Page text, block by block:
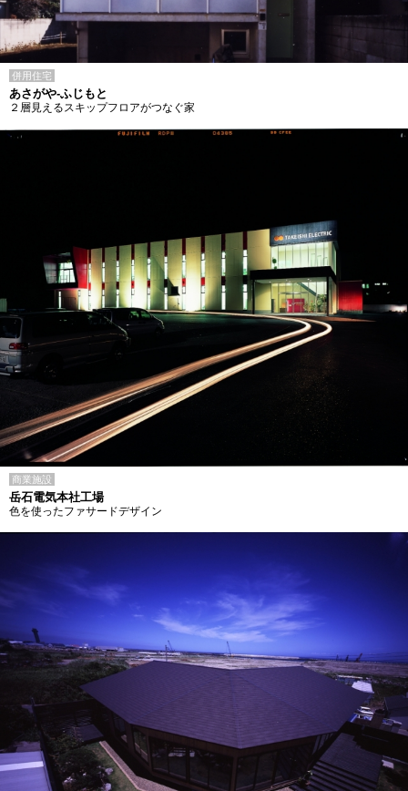
併用住宅
あさがや-ふじもと
２層見えるスキップフロアがつなぐ家
商業施設
岳石電気本社工場
色を使ったファサードデザイン